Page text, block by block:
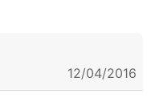
12/04/2016